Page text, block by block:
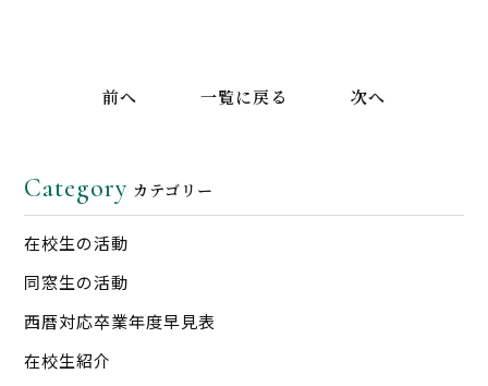
前へ 一覧に戻る 次へ
Category カテゴリー
在校生の活動
同窓生の活動
西暦対応卒業年度早見表
在校生紹介